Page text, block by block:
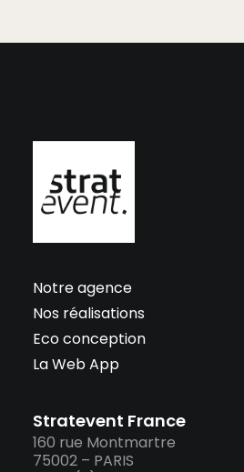
Notre agence
Nos réalisations
Eco conception
La Web App
Stratevent France
160 rue Montmartre
75002 – PARIS